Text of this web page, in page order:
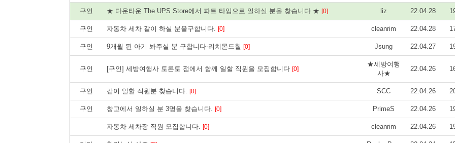
구인 ★ 다운타운 The UPS Store에서 파트 타임으로 일하실 분을 찾습니다 ★ [0] liz 22.04.28
구인 자동차 세차 같이 하실 분을구합니다. [0] cleanrim 22.04.28
구인 9개월 된 아기 봐주실 분 구합니다-리치몬드힐 [0] Jsung 22.04.27
구인 [구인] 세방여행사 토론토 점에서 함께 일할 직원을 모집합니다 [0]
★세방여행
사★
22.04.26
구인 같이 일할 직원분 찾습니다. [0] SCC 22.04.26
구인 창고에서 일하실 분 3명을 찾습니다. [0] PrimeS 22.04.26
자동차 세차장 직원 모집합니다. [0] cleanrim 22.04.26